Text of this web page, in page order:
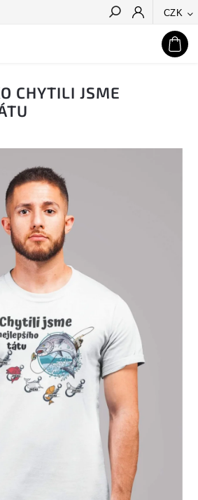
CZK
Hledat
CHYTILI JSME